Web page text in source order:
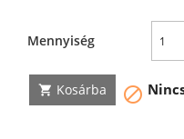
Mennyiség
 Kosárba 